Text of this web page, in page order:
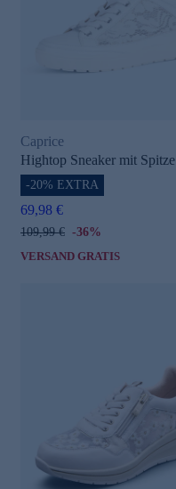
Caprice
Hightop Sneaker mit Spitze
-20% EXTRA
69,98 €
109,99 € -36%
VERSAND GRATIS